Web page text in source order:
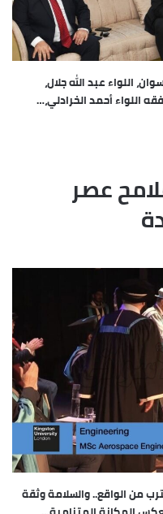
اللواء عبد الله جلال،
اللواء أحمد الخرادلي،…
عصر
من الواقع.. والسلامة وثقة